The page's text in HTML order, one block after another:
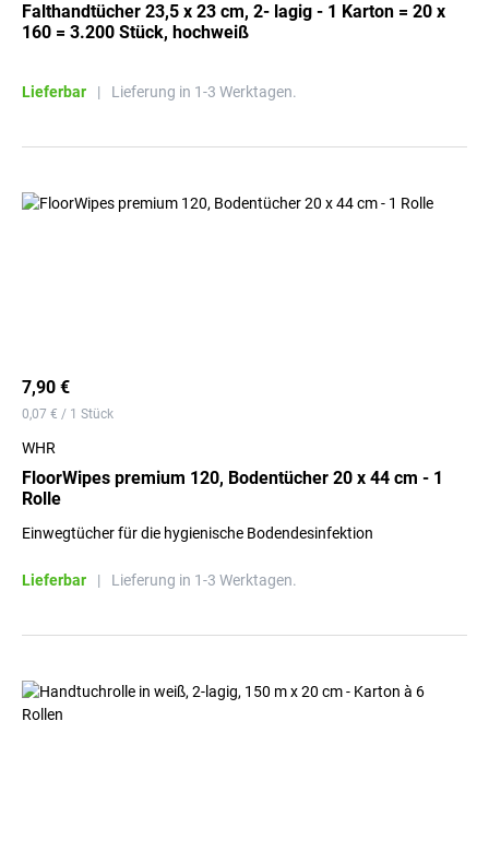
Falthandtücher 23,5 x 23 cm, 2- lagig - 1 Karton = 20 x
160 = 3.200 Stück, hochweiß
Lieferbar | Lieferung in 1-3 Werktagen.
7,90 €
0,07 € / 1 Stück
WHR
FloorWipes premium 120, Bodentücher 20 x 44 cm - 1
Rolle
Einwegtücher für die hygienische Bodendesinfektion
Lieferbar | Lieferung in 1-3 Werktagen.